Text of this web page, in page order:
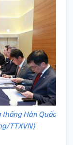
Hàn Quốc
TTXVN)